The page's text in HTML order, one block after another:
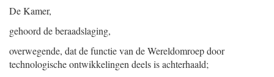
De Kamer,
gehoord de beraadslaging,
overwegende, dat de functie van de Wereldomroep door
technologische ontwikkelingen deels is achterhaald;